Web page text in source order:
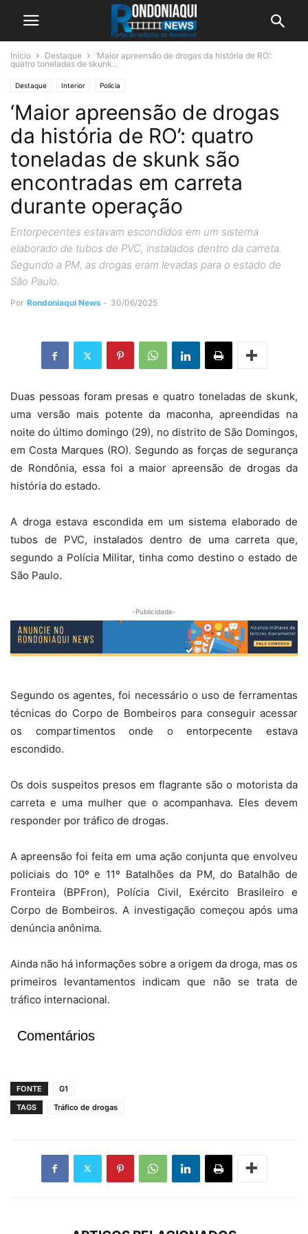
Início Destaque
‘Maior apreensão de drogas da história de RO’:
quatro toneladas de skunk...
Destaque Interior Polícia
‘Maior apreensão de drogas
da história de RO’: quatro
toneladas de skunk são
encontradas em carreta
durante operação
Entorpecentes estavam escondidos em um sistema
elaborado de tubos de PVC, instalados dentro da carreta.
Segundo a PM, as drogas eram levadas para o estado de
São Paulo.
Por Rondoniaqui News - 30/06/2025
Duas pessoas foram presas e quatro toneladas de skunk,
uma versão mais potente da maconha, apreendidas na
noite do último domingo (29), no distrito de São Domingos,
em Costa Marques (RO). Segundo as forças de segurança
de Rondônia, essa foi a maior apreensão de drogas da
história do estado.
A droga estava escondida em um sistema elaborado de
tubos de PVC, instalados dentro de uma carreta que,
segundo a Polícia Militar, tinha como destino o estado de
São Paulo.
-Publicidade-
Segundo os agentes, foi necessário o uso de ferramentas
técnicas do Corpo de Bombeiros para conseguir acessar
os compartimentos onde o entorpecente estava
escondido.
Os dois suspeitos presos em flagrante são o motorista da
carreta e uma mulher que o acompanhava. Eles devem
responder por tráfico de drogas.
A apreensão foi feita em uma ação conjunta que envolveu
policiais do 10º e 11º Batalhões da PM, do Batalhão de
Fronteira (BPFron), Polícia Civil, Exército Brasileiro e
Corpo de Bombeiros. A investigação começou após uma
denúncia anônima.
Ainda não há informações sobre a origem da droga, mas os
primeiros levantamentos indicam que não se trata de
tráfico internacional.
Comentários
FONTE
G1
TAGS
Tráfico de drogas